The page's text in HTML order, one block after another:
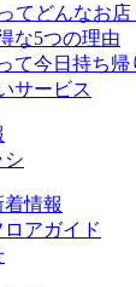
てどんなお店
な5つの理由
て今日持ち
サービス
シ
情報
アガイド